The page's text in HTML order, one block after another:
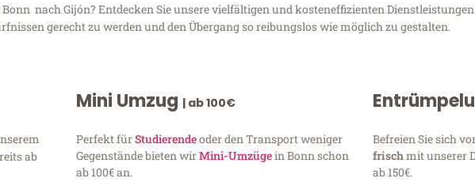
nach Gijón? Entdecken Sie unsere vielfältigen und kosteneffizienten
gerecht zu werden und den Übergang so reibungslos wie möglich zu gestalten.
ab
Mini Umzug | ab 100€
Perfekt fürStudierendeoder den Transport weniger
Gegenstände bieten wirMini-Umzügein Bonn schon
ab 100€ an.
Befreien Sie sich
frischmit unserer
ab 150€.